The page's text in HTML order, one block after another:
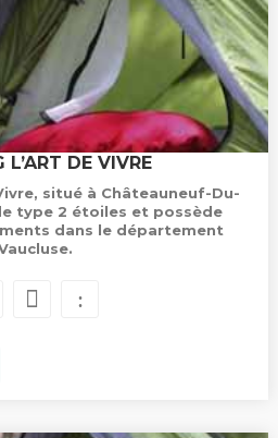
L’ART DE VIVRE
situé à Châteauneuf-Du-
type 2 étoiles et possède
dans le département